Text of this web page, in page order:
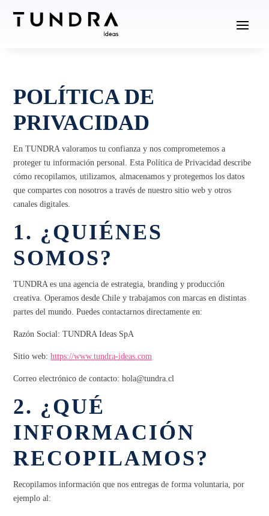
POLÍTICA DE
PRIVACIDAD
En TUNDRA valoramos tu confianza y nos comprometemos a
proteger tu información personal. Esta Política de Privacidad describe
cómo recopilamos, utilizamos, almacenamos y protegemos los datos
que compartes con nosotros a través de nuestro sitio web y otros
canales digitales.
1. ¿QUIÉNES
SOMOS?
TUNDRA es una agencia de estrategia, branding y producción
creativa. Operamos desde Chile y trabajamos con marcas en distintas
partes del mundo. Puedes contactarnos directamente en:
Razón Social: TUNDRA Ideas SpA
Sitio web: https://www.tundra-ideas.com
Correo electrónico de contacto: hola@tundra.cl
2. ¿QUÉ
INFORMACIÓN
RECOPILAMOS?
Recopilamos información que nos entregas de forma voluntaria, por
ejemplo al: